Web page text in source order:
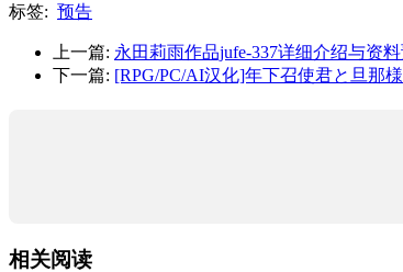
标签: 预告
上一篇: 永田莉雨作品jufe-337详细介绍与资
下一篇: [RPG/PC/AI汉化]年下召使君と旦那
相关阅读